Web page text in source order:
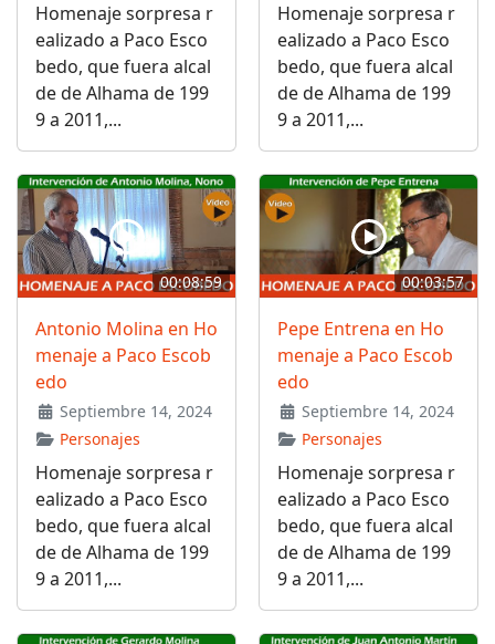
Homenaje sorpresa r
ealizado a Paco Esco
bedo, que fuera alcal
de de Alhama de 199
9 a 2011,...
Homenaje sorpresa r
ealizado a Paco Esco
bedo, que fuera alcal
de de Alhama de 199
9 a 2011,...
00:08:59
Antonio Molina en Ho
menaje a Paco Escob
edo
Septiembre 14, 2024
Personajes
Homenaje sorpresa r
ealizado a Paco Esco
bedo, que fuera alcal
de de Alhama de 199
9 a 2011,...
00:03:57
Pepe Entrena en Ho
menaje a Paco Escob
edo
Septiembre 14, 2024
Personajes
Homenaje sorpresa r
ealizado a Paco Esco
bedo, que fuera alcal
de de Alhama de 199
9 a 2011,...